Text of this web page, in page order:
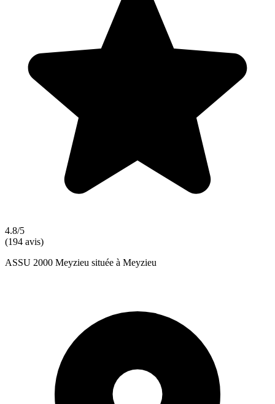
4.8/5
(194 avis)
ASSU 2000 Meyzieu située à Meyzieu